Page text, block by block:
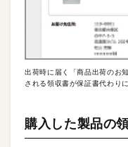
出荷時に届く「商品出荷のお
される領収書が保証書代わり
購入した製品の